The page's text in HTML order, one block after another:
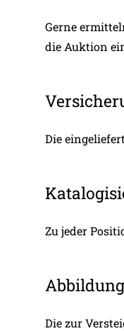
Gerne
die Auktion
Die
Zu jeder
Die zur